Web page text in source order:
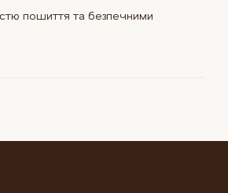
пошиття та безпечними